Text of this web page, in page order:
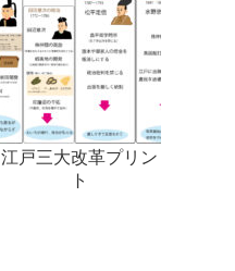
江戸三大改革プリン
ト